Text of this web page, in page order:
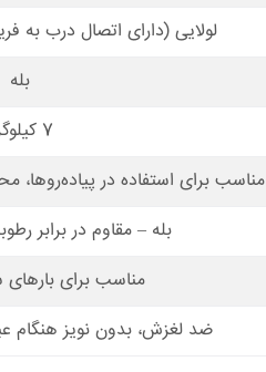
لولایی (دارای اتصال درب به
بله
7 کیلوگرم
مناسب برای استفاده در
بله – مقاوم در برابر
مناسب برای
ضد لغزش، بدون نویز هنگام